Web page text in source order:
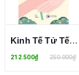
Kinh Tế Tử Tế - Cuộc Đảo Hoán Thang Bậc Giá Trị - Oona Horx-Strathern
212.500₫ 250.000₫